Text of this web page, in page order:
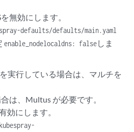
無効にします。
defaults/defaults/main.yaml
enable_nodelocaldns: falseしま
実行している場合は、マルチを
は、Multus が必要です。
効にします。